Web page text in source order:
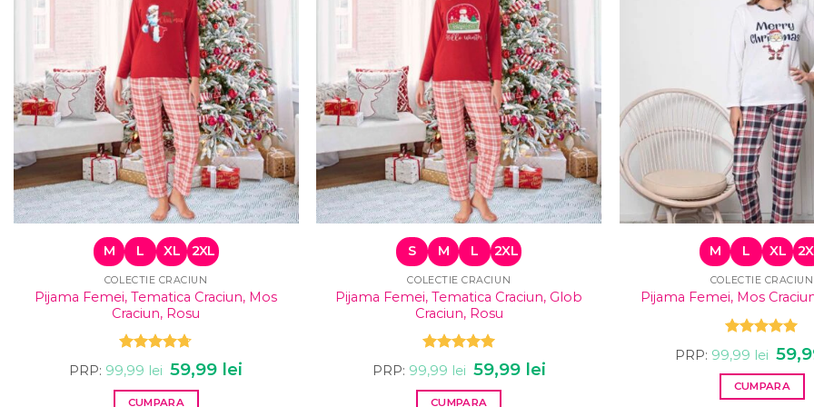
M L XL 2XL
COLECTIE CRACIUN
Pijama Femei, Tematica Craciun, Mos
Craciun, Rosu
Evaluat la
4.67 din 5
PRP: 99,99 lei Prețul
inițial
a
59,99 lei
CUMPARA
S M L 2XL
COLECTIE CRACIUN
Pijama Femei, Tematica Craciun, Glob
Craciun, Rosu
Evaluat la
5.00 din 5
PRP: 99,99 lei Prețul
inițial
a
59,99 leiPrețul
curent
CUMPARA
M L XL
COLECTIE CRACIUN
Pijama Femei, Mos
Evaluat la
4.93 din 5
PRP: 99,99 lei
inițial
a
fost:
99,99
CUMPARA